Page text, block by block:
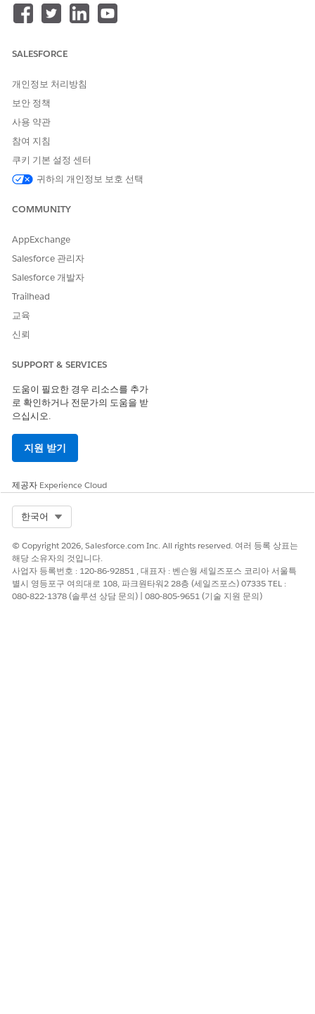
빠른 작업을 추가할 작업 계획 템플릿 레코드를 엽니다.
레코드 페이지의 설정 메뉴에서
노트
을 구성할 수 없습니다.
새 Highlights 패널
새 하이라이트 패널 구성 요소에 대한 동적 작업을 구성합니다.
동적 작업 창에서
마침을 클릭합니다.
작업 추가
를 클릭하고 하이라이트 패널에 표시할 빠른 작업을
선택합니다.
사용자 프로필 또는 콘솔 앱을 기반으로 특정 작업에 대한 가시
성을 설정할 수도 있습니다.
이 기사를 통해 문제를 해결했습니까?
개선을 위한 의견을 보내주세요.
SALESFORCE
개인정보 처리방침
보안 정책
사용 약관
참여 지침
쿠키 기본 설정 센터
귀하의 개인정보 보호 선택
COMMUNITY
AppExchange
Salesforce 관리자
Salesforce 개발자
Trailhead
교육
신뢰
SUPPORT & SERVICES
도움이 필요한 경우 리소스를 추가
로 확인하거나 전문가의 도움을 받
으십시오.
지원 받기
제공자 Experience Cloud
한국어
© Copyright 2026, Salesforce.com Inc. All rights reserved. 여러 등록 상표는
해당 소유자의 것입니다.
사업자 등록번호 : 120-86-92851 , 대표자 : 벤슨웡 세일즈포스 코리아 서울특
별시 영등포구 여의대로 108, 파크원타워2 28층 (세일즈포스) 07335 TEL :
080-822-1378 (솔루션 상담 문의) | 080-805-9651 (기술 지원 문의)